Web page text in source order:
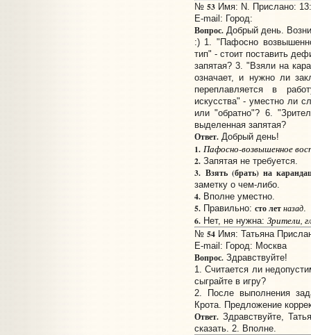
№ 53Имя: N. Прислано:
E-mail: Город:
Вопрос.Добрый день.
:) 1. "Пафосно
тип" - стоит поставить
запятая? 3. "Взяли на
означает, и нужно ли
переплавляется в
искусства" - уместно ли
или "обратно"? 6.
выделенная запятая?
Ответ.Добрый день!
1. Пафосно-возвышенное
2.Запятая не требуется.
3. Взять (брать) на
заметку о чем-либо.
4.Вполне уместно.
5.Правильно: сто лет назад.
6.Нет, не нужна: Зрители,
№ 54Имя: Татьяна
E-mail: Город: Москва
Вопрос.Здравствуйте!
1. Считается ли
сыграйте в игру?
2. После выполнения
Крота. Предложение
Ответ.Здравствуйте,
сказать. 2. Вполне.